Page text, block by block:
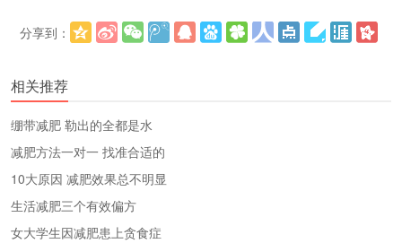
分享到：
相关推荐
绷带减肥 勒出的全都是水
减肥方法一对一 找准合适的
10大原因 减肥效果总不明显
生活减肥三个有效偏方
女大学生因减肥患上贪食症